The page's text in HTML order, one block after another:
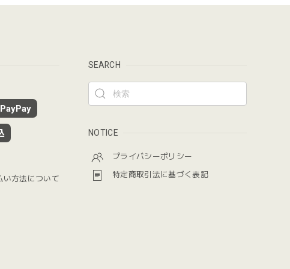
PayPay
い方法について
SEARCH
NOTICE
プライバシーポリシー
特定商取引法に基づく表記